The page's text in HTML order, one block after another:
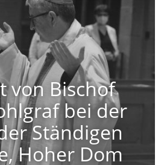
von Bischof
bei der
Ständigen
Hoher Dom